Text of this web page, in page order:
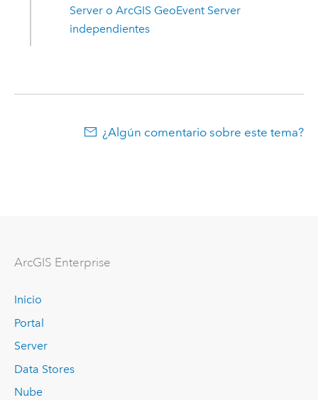
Server oArcGIS GeoEvent Server
independientes
¿Algún comentario sobre este tema?
ArcGIS Enterprise
Inicio
Portal
Server
Data Stores
Nube